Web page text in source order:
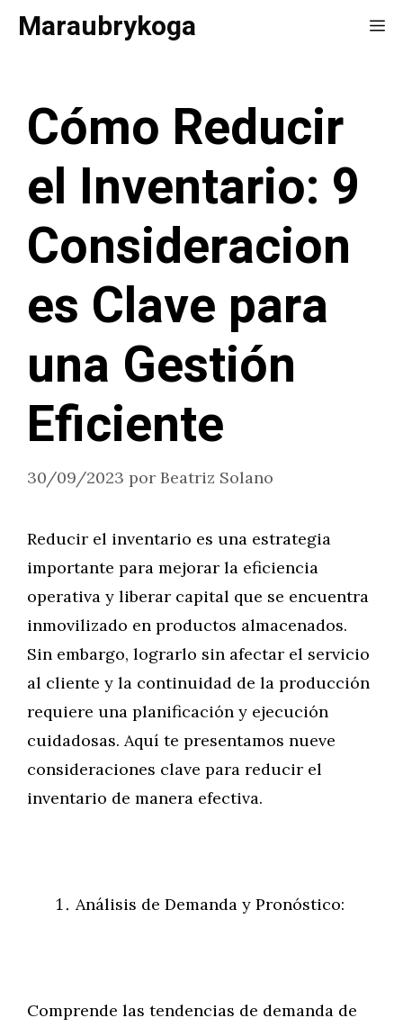
SaltarMaraubrykoga
Cómo Reducir
el Inventario: 9
Consideracion
es Clave para
una Gestión
Eficiente
30/09/2023 por Beatriz Solano
Reducir el inventario es una estrategia
importante para mejorar la eficiencia
operativa y liberar capital que se encuentra
inmovilizado en productos almacenados.
Sin embargo, lograrlo sin afectar el servicio
al cliente y la continuidad de la producción
requiere una planificación y ejecución
cuidadosas. Aquí te presentamos nueve
consideraciones clave para reducir el
inventario de manera efectiva.
Análisis de Demanda y Pronóstico:
Comprende las tendencias de demanda de